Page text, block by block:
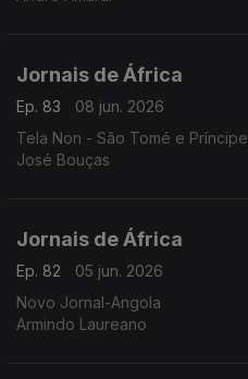
Jornais de África
Ep. 83
08 jun. 2026
Tela Non - São Tomé e Príncipe,
José Bouças
Jornais de África
Ep. 82
05 jun. 2026
Novo Jornal-Angola
Armindo Laureano